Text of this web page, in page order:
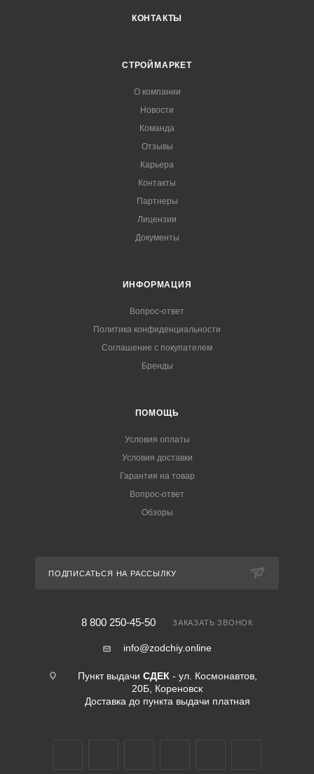
КОНТАКТЫ
СТРОЙМАРКЕТ
О компании
Новости
Команда
Отзывы
Карьера
Контакты
Партнеры
Лицензии
Документы
ИНФОРМАЦИЯ
Вопрос-ответ
Политика конфиденциальности
Соглашение с покупателем
Бренды
ПОМОЩЬ
Условия оплаты
Условия доставки
Гарантия на товар
Вопрос-ответ
Обзоры
ПОДПИСАТЬСЯ НА РАССЫЛКУ
8 800 250-45-50 ЗАКАЗАТЬ ЗВОНОК
info@zodchiy.online
Пункт выдачи СДЕК - ул. Космонавтов,
20Б, Кореновск
Доставка до пункта выдачи платная